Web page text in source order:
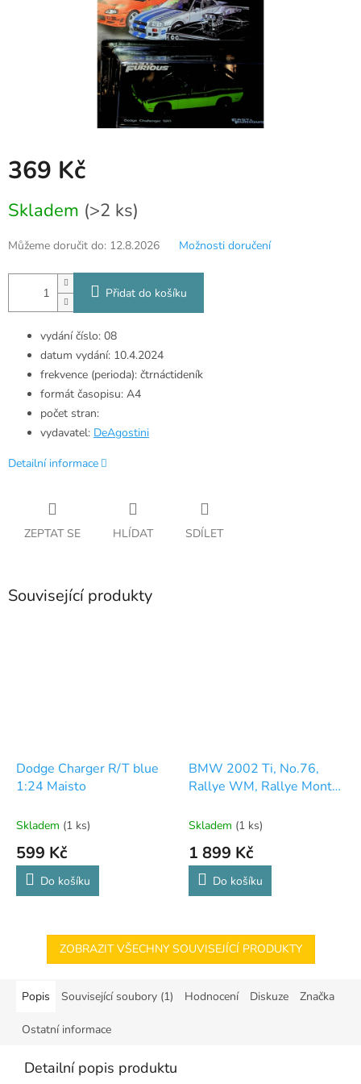
369 Kč
cena:
Skladem (>2 ks)
Můžeme doručit do: 12.8.2026 Možnosti doručení
Přidat do košíku
vydání číslo: 08
datum vydání: 10.4.2024
frekvence (perioda): čtrnáctideník
formát časopisu: A4
počet stran:
vydavatel: DeAgostini
Detailní informace
ZEPTAT SE HLÍDAT SDÍLET
Související produkty
Dodge Charger R/T blue
1:24 Maisto
Skladem (1 ks)
599 Kč
Do košíku
BMW 2002 Ti, No.76,
Rallye WM, Rallye Monte
A.Kridel/J.Brandenburger,
Skladem (1 ks)
1 899 Kč
Do košíku
ZOBRAZIT VŠECHNY SOUVISEJÍCÍ PRODUKTY
Popis Související soubory (1) Hodnocení Diskuze Značka
Ostatní informace
Detailní popis produktu